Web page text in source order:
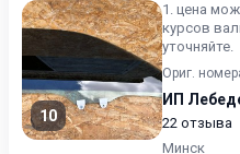
10
1. цена
курсов
уточняйте.
Ориг.
ИП
22 отзыва
Минск